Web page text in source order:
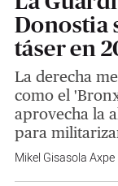
Donostia
táser en
La derecha
como el
aprovecha la
para
Mikel Gisasola Axpe